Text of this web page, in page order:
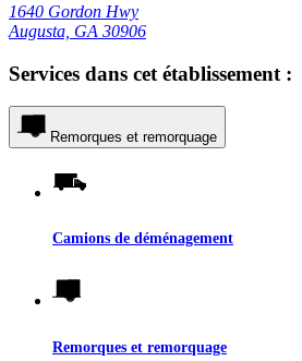
1640 Gordon Hwy
Augusta, GA 30906
Services dans cet établissement :
Remorques et remorquage
Camions de déménagement
Remorques et remorquage